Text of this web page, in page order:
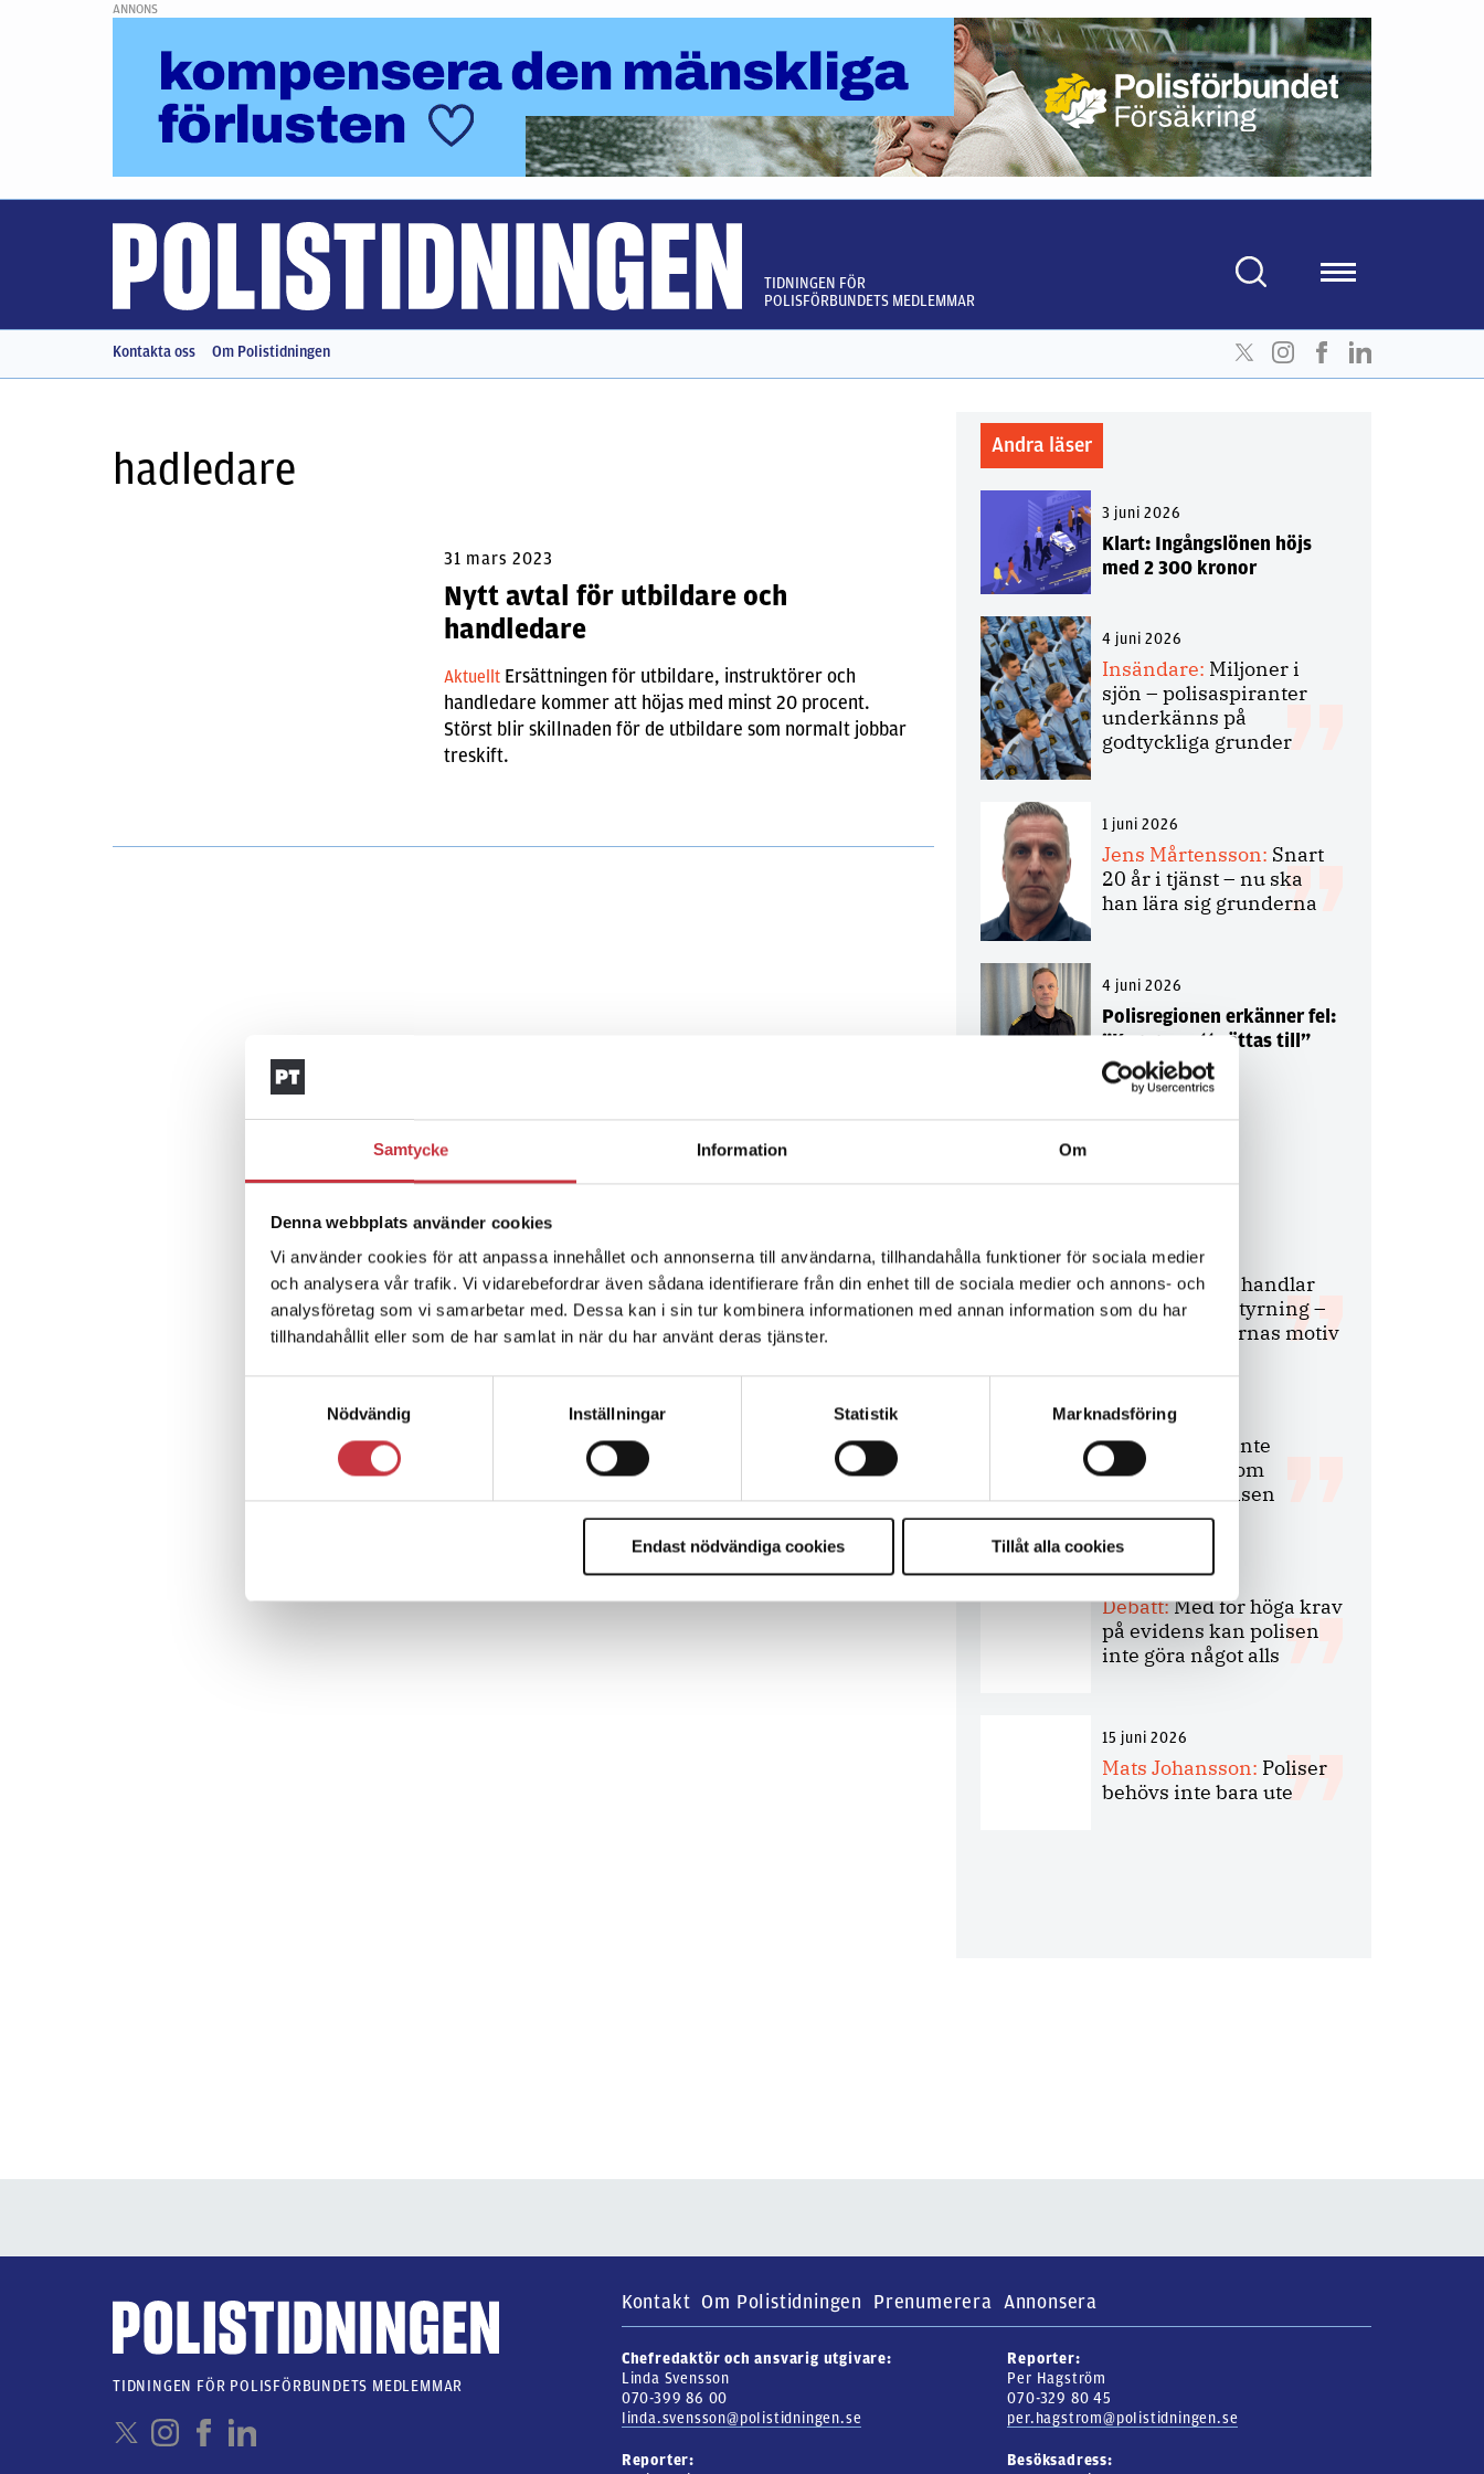
Samtycke Information Om
Denna webbplats använder cookies
Vi använder cookies för att anpassa innehållet och annonserna till användarna, tillhandahålla funktioner för sociala medier
och analysera vår trafik. Vi vidarebefordrar även sådana identifierare från din enhet till de sociala medier och annons- och
analysföretag som vi samarbetar med. Dessa kan i sin tur kombinera informationen med annan information som du har
tillhandahållit eller som de har samlat in när du har använt deras tjänster.
Nödvändig
Inställningar Statistik Marknadsföring
Endast nödvändiga cookies Tillåt alla cookies
ANNONS
TIDNINGEN FÖR
POLISFÖRBUNDETS MEDLEMMAR
Kontakta oss Om Polistidningen
hadledare
31 mars 2023
Nytt avtal för utbildare och
handledare
Aktuellt Ersättningen för utbildare, instruktörer och
handledare kommer att höjas med minst 20 procent.
Störst blir skillnaden för de utbildare som normalt jobbar
treskift.
Andra läser
3 juni 2026
Klart: Ingångslönen höjs
med 2 300 kronor
4 juni 2026
Insändare: Miljoner i
sjön – polisaspiranter
underkänns på
godtyckliga grunder
1 juni 2026
Jens Mårtensson: Snart
20 år i tjänst – nu ska
han lära sig grunderna
4 juni 2026
Polisregionen erkänner fel:
”Kommer att rättas till”
Debatt
9 juli 2026
Slutreplik:Det handlar
om kunskapsstyrning –
inte om forskarnas motiv
8 juli 2026
Replik:
Det är inte
evidenskrav som
bakbinder polisen
7 juli 2026
Debatt:Med för höga krav
på evidens kan polisen
inte göra något alls
15 juni 2026
Mats Johansson: Poliser
behövs inte bara ute
Kontakt Om Polistidningen Prenumerera Annonsera
Chefredaktör och ansvarig utgivare:
Linda Svensson
070-399 86 00
linda.svensson@polistidningen.se
Reporter:
Per Hagström
070-329 80 45
per.hagstrom@polistidningen.se
Reporter:
Besöksadress:
TIDNINGEN FÖR POLISFÖRBUNDETS MEDLEMMAR